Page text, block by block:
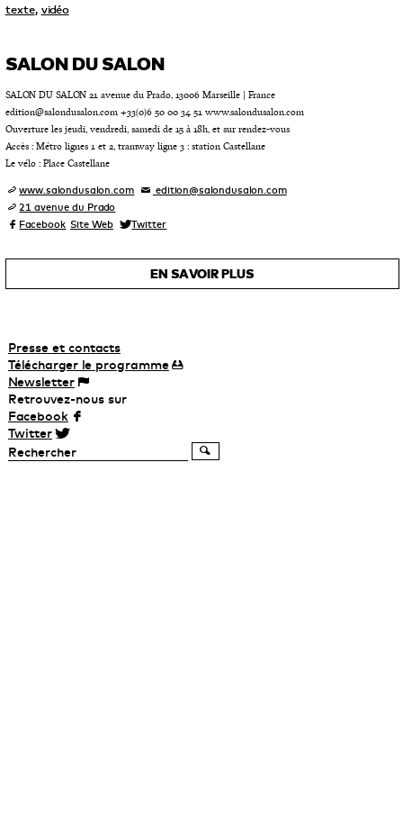
texte, vidéo
SALON DU SALON
SALON DU SALON 21 avenue du Prado, 13006 Marseille | France
edition@salondusalon.com +33(0)6 50 00 34 51 www.salondusalon.com
Ouverture les jeudi, vendredi, samedi de 15 à 18h, et sur rendez-vous
Accès : Métro lignes 1 et 2, tramway ligne 3 : station Castellane
Le vélo : Place Castellane
www.salondusalon.com
edition@salondusalon.com
21 avenue du Prado
Facebook Site Web Twitter
EN SAVOIR PLUS
Presse et contacts
Télécharger leprogramme
Newsletter
Retrouvez-nous sur
Facebook
Twitter